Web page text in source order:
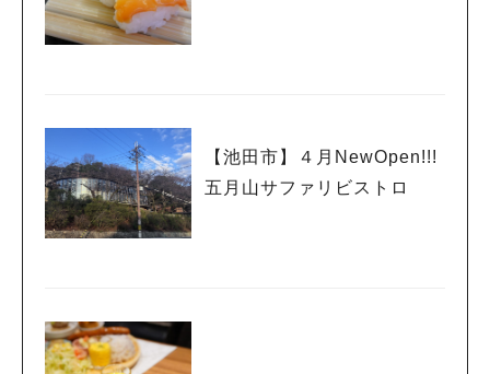
【池田市】４月NewOpen!!!
五月山サファリビストロ